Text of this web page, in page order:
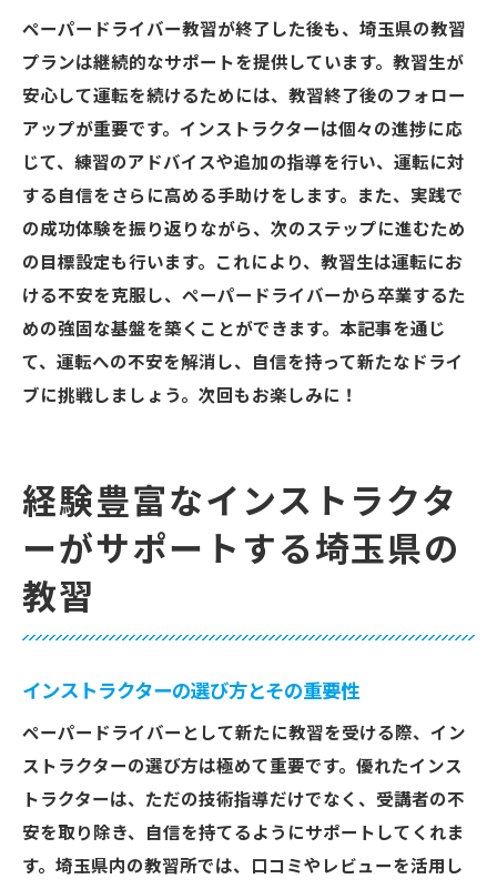
ペーパードライバー教習が終了した後も、埼玉県の教習
プランは継続的なサポートを提供しています。教習生が
安心して運転を続けるためには、教習終了後のフォロー
アップが重要です。インストラクターは個々の進捗に応
じて、練習のアドバイスや追加の指導を行い、運転に対
する自信をさらに高める手助けをします。また、実践で
の成功体験を振り返りながら、次のステップに進むため
の目標設定も行います。これにより、教習生は運転にお
ける不安を克服し、ペーパードライバーから卒業するた
めの強固な基盤を築くことができます。本記事を通じ
て、運転への不安を解消し、自信を持って新たなドライ
ブに挑戦しましょう。次回もお楽しみに！
経験豊富なインストラクタ
ーがサポートする埼玉県の
教習
インストラクターの選び方とその重要性
ペーパードライバーとして新たに教習を受ける際、イン
ストラクターの選び方は極めて重要です。優れたインス
トラクターは、ただの技術指導だけでなく、受講者の不
安を取り除き、自信を持てるようにサポートしてくれま
す。埼玉県内の教習所では、口コミやレビューを活用し